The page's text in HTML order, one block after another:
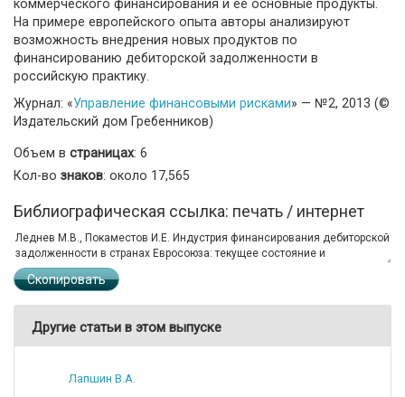
коммерческого финансирования и ее основные продукты.
На примере европейского опыта авторы анализируют
возможность внедрения новых продуктов по
финансированию дебиторской задолженности в
российскую практику.
Журнал: «Управление финансовыми рисками» — №2, 2013 (©
Издательский дом Гребенников)
Объем в страницах: 6
Кол-во знаков: около 17,565
Библиографическая ссылка: печать / интернет
Скопировать
Другие статьи в этом выпуске
Лапшин В.А.